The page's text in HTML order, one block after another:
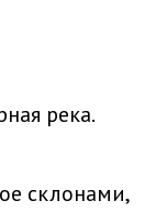
река.
склонами,